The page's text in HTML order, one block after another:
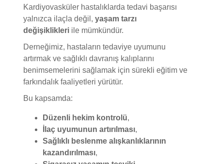
yalnızca ilaçla değil,yaşam tarzı
değişiklikleriile mümkündür.
Derneğimiz, hastaların tedaviye uyumunu
artırmak ve sağlıklı davranış kalıplarını
benimsemelerini sağlamak için sürekli eğitim ve
farkındalık faaliyetleri yürütür.
Bu kapsamda:
İlaç uyumunun artırılması
Sağlıklı beslenme alışkanlıklarının
kazandırılması,
Sigarasız yaşamın teşviki